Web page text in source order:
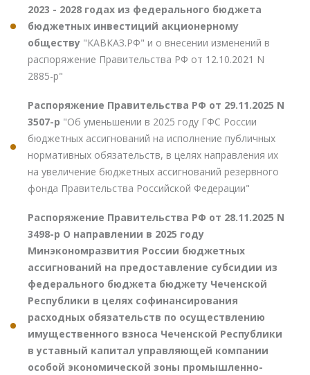
2023 - 2028 годах из федерального бюджета
бюджетных инвестиций акционерному
обществу "КАВКАЗ.РФ" и о внесении изменений в
распоряжение Правительства РФ от 12.10.2021 N
2885-р"
Распоряжение Правительства РФ от 29.11.2025 N
3507-р "Об уменьшении в 2025 году ГФС России
бюджетных ассигнований на исполнение публичных
нормативных обязательств, в целях направления их
на увеличение бюджетных ассигнований резервного
фонда Правительства Российской Федерации"
Распоряжение Правительства РФ от 28.11.2025 N
3498-р О направлении в 2025 году
Минэкономразвития России бюджетных
ассигнований на предоставление субсидии из
федерального бюджета бюджету Чеченской
Республики в целях софинансирования
расходных обязательств по осуществлению
имущественного взноса Чеченской Республики
в уставный капитал управляющей компании
особой экономической зоны промышленно-